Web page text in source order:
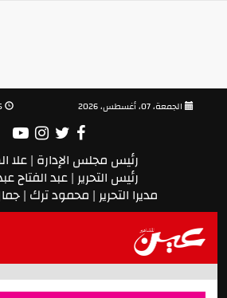
رئيس مجلس الإدارة | علا
رئيس التحرير | عبد الفتاح
مديرا التحرير | محمود ترك |